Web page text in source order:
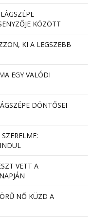
KÖZÖTT
KI A LEGSZEBB
EGY VALÓDI
DÖNTŐSEI
VETT A
NŐ KÜZD A